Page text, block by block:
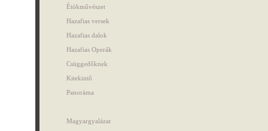
Étökművészet
Hazafias versek
Hazafias dalok
Hazafias Operák
Csüggedőknek
Kitekintő
Panoráma
Magyargyalázat